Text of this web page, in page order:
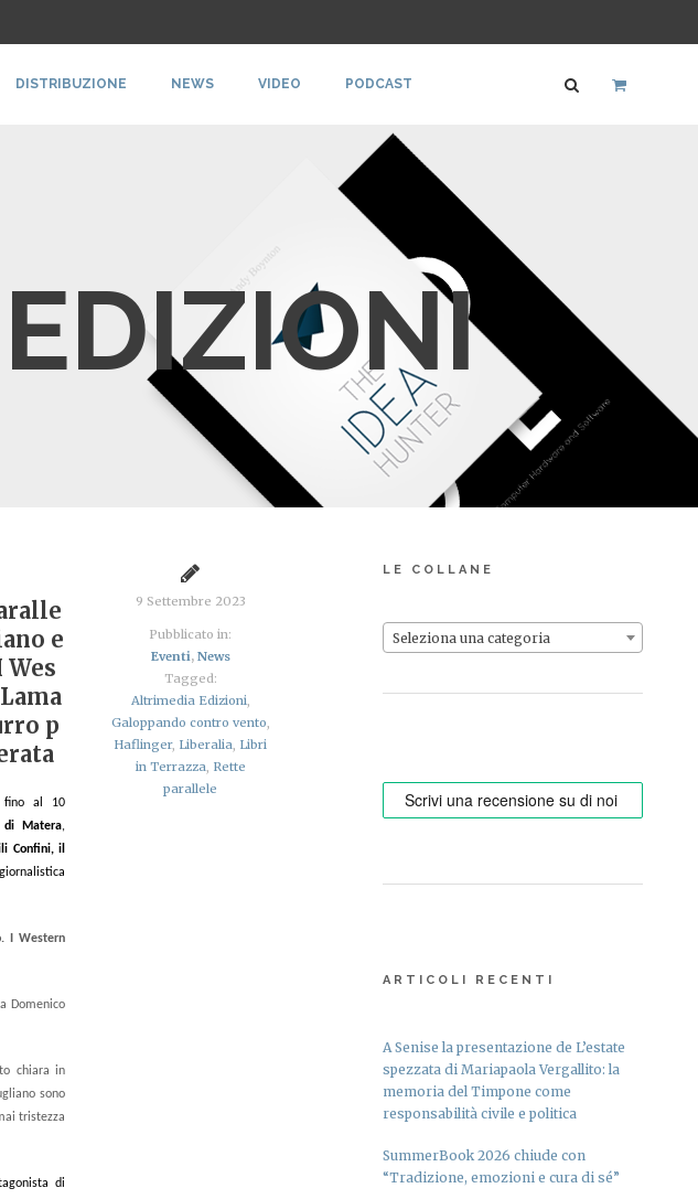
DISTRIBUZIONE NEWS VIDEO PODCAST
e
p
fino al 10
di Matera,
Confini, il
I Western
Domenico
chiara in
sono
tristezza
di
9 Settembre 2023
Pubblicato in:
Eventi, News
Tagged:
Altrimedia Edizioni,
Galoppando contro vento,
Haflinger, Liberalia, Libri
in Terrazza, Rette
parallele
LE COLLANE
Seleziona una categoria
ARTICOLI RECENTI
A Senise la presentazione de L’estate
spezzata di Mariapaola Vergallito: la
memoria del Timpone come
responsabilità civile e politica
SummerBook 2026 chiude con
“Tradizione, emozioni e cura di sé”